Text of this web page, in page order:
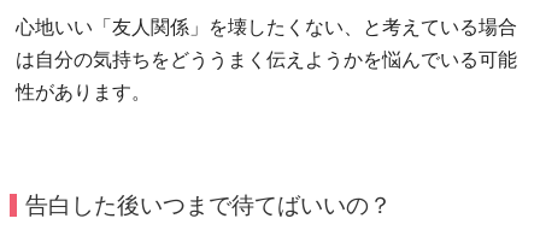
心地いい「友人関係」を壊したくない、と考えている場合
は自分の気持ちをどううまく伝えようかを悩んでいる可能
性があります。
告白した後いつまで待てばいいの？